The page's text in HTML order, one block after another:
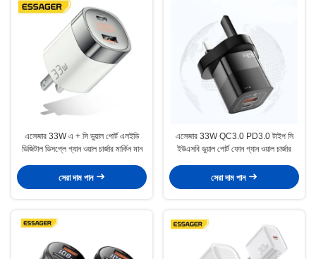
এসেজার 33W এ + সি ডুয়াল পোর্ট এলইডি
ডিজিটাল ডিসপ্লে গ্যান ওয়াল চার্জার মার্কিন মান
সেরা দাম পান
এসেজার 33W QC3.0 PD3.0 টাইপ সি
ইউএসবি ডুয়াল পোর্ট ফোন গ্যান ওয়াল চার্জার
সেরা দাম পান